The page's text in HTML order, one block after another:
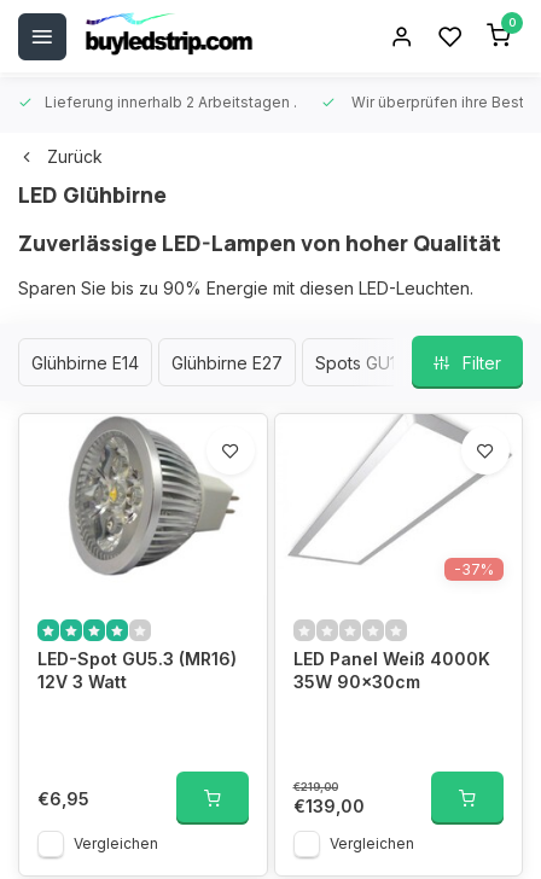
0
Lieferung innerhalb 2 Arbeitstagen . Wir überprüfen ihre
Zurück
LED Glühbirne
Zuverlässige LED-Lampen von hoher Qualität
Sparen Sie bis zu 90% Energie mit diesen LED-Leuchten.
Glühbirne E14 Glühbirne E27 Spots GU10 Spots MR16
Filter
LED-Spot GU5.3 (MR16)
12V 3 Watt
€6,95
Vergleichen
-37%
LED Panel Weiß 4000K
35W 90x30cm
€219,00
€139,00
Vergleichen